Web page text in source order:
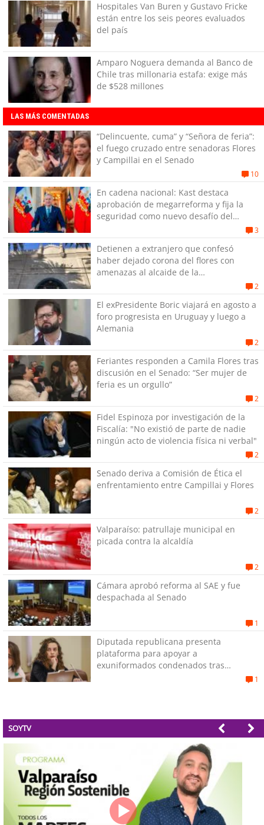
Hospitales Van Buren y Gustavo Fricke
están entre los seis peores evaluados
del país
Amparo Noguera demanda al Banco de
Chile tras millonaria estafa: exige más
de $528 millones
LAS MÁS COMENTADAS
“Delincuente, cuma” y “Señora de feria”:
el fuego cruzado entre senadoras Flores
y Campillai en el Senado
10
En cadena nacional: Kast destaca
aprobación de megarreforma y fija la
seguridad como nuevo desafío del
3
Detienen a extranjero que confesó
haber dejado corona del flores con
amenazas al alcaide de la
2
El exPresidente Boric viajará en agosto a
foro progresista en Uruguay y luego a
Alemania
2
Feriantes responden a Camila Flores tras
discusión en el Senado: “Ser mujer de
feria es un orgullo”
2
Fidel Espinoza por investigación de la
Fiscalía: "No existió de parte de nadie
ningún acto de violencia física ni verbal"
2
Senado deriva a Comisión de Ética el
enfrentamiento entre Campillai y Flores
2
Valparaíso: patrullaje municipal en
picada contra la alcaldía
2
Cámara aprobó reforma al SAE y fue
despachada al Senado
1
Diputada republicana presenta
plataforma para apoyar a
exuniformados condenados tras
1
SOYTV